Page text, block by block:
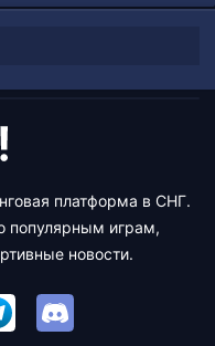
платформа в СНГ.
популярным играм,
новости.